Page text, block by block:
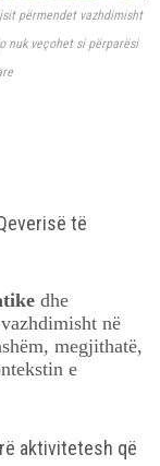
përmendet vazhdimisht
nuk veçohet si përparësi
të
dhe
në
megjithatë,
e
aktivitetesh që